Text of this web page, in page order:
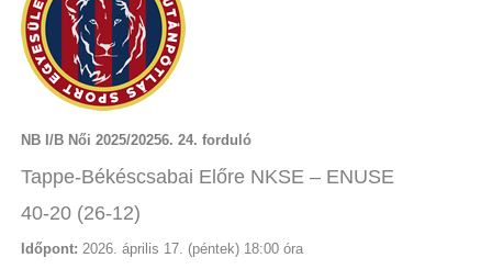
NB I/B Női 2025/20256. 24. forduló
Tappe-Békéscsabai Előre NKSE – ENUSE
40-20 (26-12)
Időpont: 2026. április 17. (péntek) 18:00 óra